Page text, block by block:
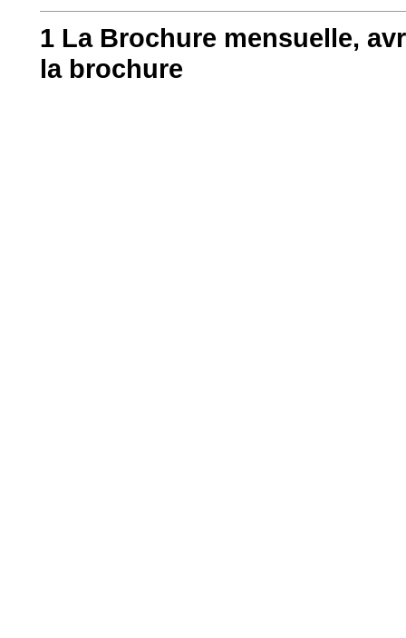
1 La Brochure mensuelle,
la brochure